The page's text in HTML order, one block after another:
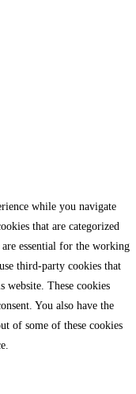
while you navigate
that are categorized
are essential for the working
third-party cookies that
website. These cookies
You also have the
of some of these cookies